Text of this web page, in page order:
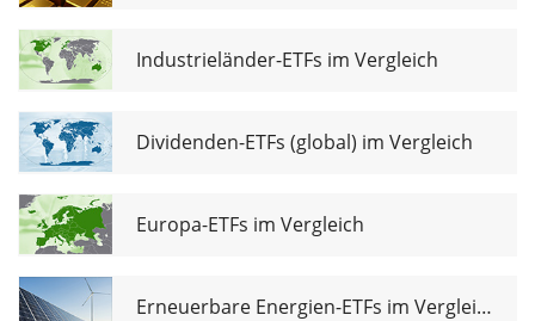
Industrieländer-ETFs im Vergleich
Dividenden-ETFs (global) im Vergleich
Europa-ETFs im Vergleich
Erneuerbare Energien-ETFs im Vergleich